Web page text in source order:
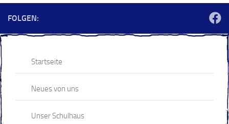
FOLGEN:
Startseite
Neues von uns
Unser Schulhaus